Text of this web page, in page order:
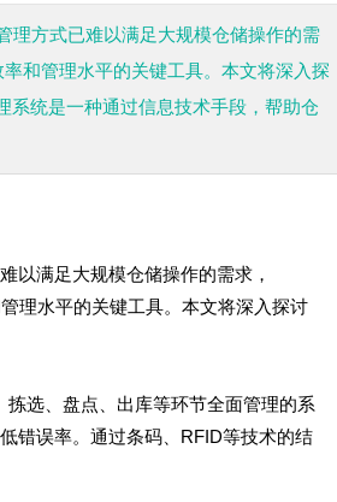
理方式已难以满足大规模仓储操作的需
和管理水平的关键工具。本文将深入探
系统是一种通过信息技术手段，帮助仓
以满足大规模仓储操作的需求，
理水平的关键工具。本文将深入探讨
选、盘点、出库等环节全面管理的系
错误率。通过条码、RFID等技术的结